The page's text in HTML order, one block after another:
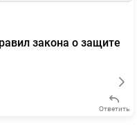
закона о защите
Ответить